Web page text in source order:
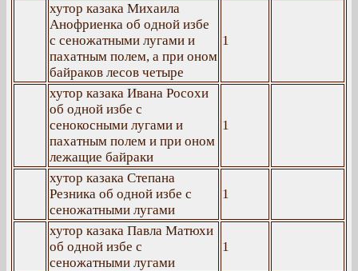
хутор казака Михаила
Анофриенка об одной избе
с сеножатными лугами и
пахатным полем, а при оном
байраков лесов четыре
1
хутор казака Ивана Росохи
об одной избе с
сенокосными лугами и
пахатным полем и при оном
лежащие байраки
1
хутор казака Степана
Резника об одной избе с
сеножатными лугами
1
хутор казака Павла Матюхи
об одной избе с
сеножатными лугами
1